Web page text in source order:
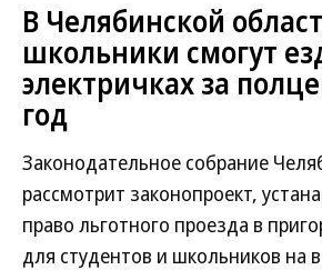
В Челябинской
школьники смогут
электричках за
год
Законодательное собрание
рассмотрит законопроект,
право льготного проезда в
для студентов и школьников на